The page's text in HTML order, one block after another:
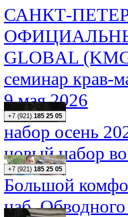
САНКТ-
GLOBAL
семинар крав-
9 мая 2026
+7 (921) 185 25 05
набор осень
новый набор во
+7 (921) 185 25 05
Большой
наб. Обводного